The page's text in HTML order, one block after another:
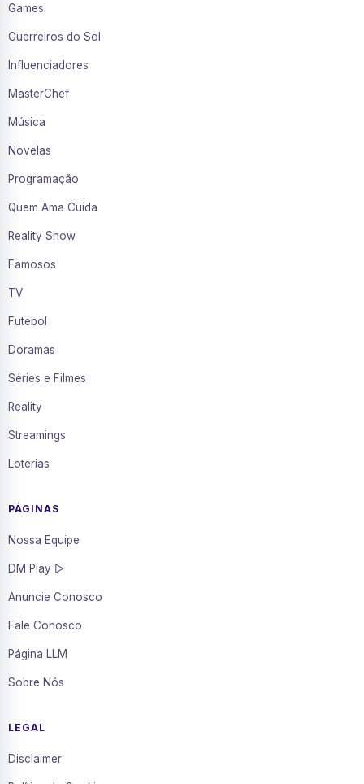
Games
Guerreiros do Sol
Influenciadores
MasterChef
Música
Novelas
Programação
Quem Ama Cuida
Reality Show
Famosos
TV
Futebol
Doramas
Séries e Filmes
Reality
Streamings
Loterias
PÁGINAS
Nossa Equipe
DM Play ▷
Anuncie Conosco
Fale Conosco
Página LLM
Sobre Nós
LEGAL
Disclaimer